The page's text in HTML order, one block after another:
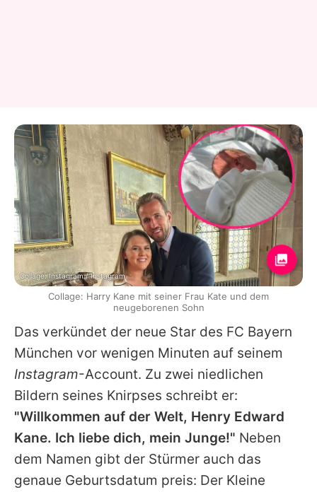
Das verkündet der neue Star des FC Bayern
München vor wenigen Minuten auf seinem
Instagram-Account. Zu zwei niedlichen
Bildern seines Knirpses schreibt er:
"Willkommen auf der Welt, Henry Edward
Kane. Ich liebe dich, mein Junge!" Neben
dem Namen gibt der Stürmer auch das
genaue Geburtsdatum preis: Der Kleine
Collage: Instagram / Instagram
Collage: Harry Kane mit seiner Frau Kate und dem
neugeborenen Sohn